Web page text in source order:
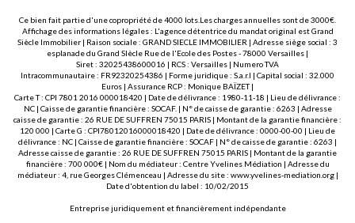
Ce bien fait partie d'une copropriété de 4000 lots.Les charges annuelles sont de 3000€.
Affichage des informations légales : L'agence détentrice du mandat original est Grand
Siècle Immobilier | Raison sociale : GRAND SIECLE IMMOBILIER | Adresse siège social : 3
esplanade du Grand SIècle Rue de l'Ecole des Postes - 78000 Versailles |
Siret : 32025438600016 | RCS : Versailles | Numero TVA
Intracommunautaire : FR92320254386 | Forme juridique : S.a.r.l | Capital social : 32.000
Euros | Assurance RCP : Monique BAÏZET |
Carte T : CPI 7801 2016 000018420 | Date de délivrance : 1980-11-18 | Lieu de délivrance :
NC | Caisse de garantie financière : SOCAF. | N° de caisse de garantie : 6263 | Adresse
caisse de garantie : 26 RUE DE SUFFREN 75015 PARIS | Montant de la garantie financière :
120 000 | Carte G : CPI78012016000018420 | Date de délivrance : 0000-00-00 | Lieu de
délivrance : NC | Caisse de garantie financière : SOCAF | N° de caisse de garantie : 6263 |
Adresse caisse de garantie : 26 RUE DE SUFFREN 75015 PARIS | Montant de la garantie
financière : 700 000€ | Nom du médiateur : Centre Yvelines Médiation | Adresse du
médiateur : 4, rue Georges Clémenceau | Adresse du site : www.yvelines-mediation.org|
Date d'obtention du label : 10/02/2015
Entreprise juridiquement et financièrement indépendante